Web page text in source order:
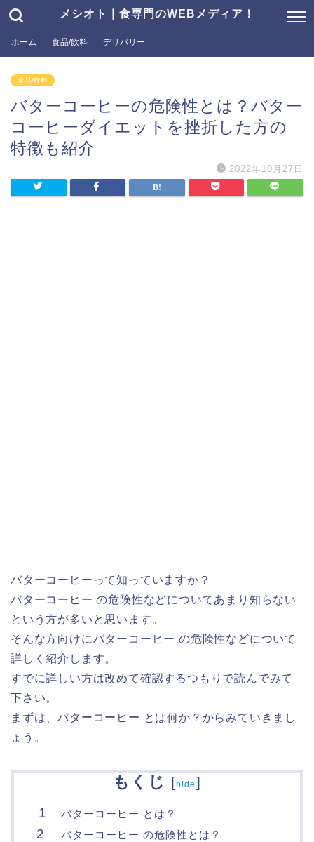
メシオト｜食専門のWEBメディア！
ホーム 食品/飲料 デリバリー
食品/飲料
バターコーヒーの危険性とは？バター
コーヒーダイエットを挫折した方の
特徴も紹介
2022年10月27日
バターコーヒーって知っていますか？
バターコーヒー の危険性などについてあまり知らない
という方が多いと思います。
そんな方向けにバターコーヒー の危険性などについて
詳しく紹介します。
すでに詳しい方は改めて確認するつもりで読んでみて
下さい。
まずは、バターコーヒー とは何か？からみていきまし
ょう。
もくじ [hide ]
バターコーヒー とは？
バターコーヒー の危険性とは？